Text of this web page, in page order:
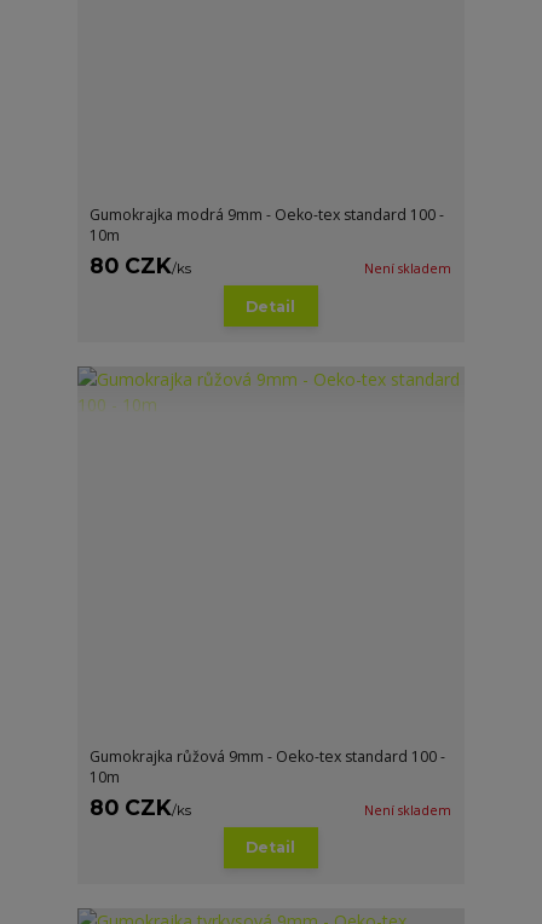
Gumokrajka modrá 9mm - Oeko-tex standard 100 -
10m
80 CZK/ks Není skladem
Detail
Gumokrajka růžová 9mm - Oeko-tex standard 100 -
10m
80 CZK/ks Není skladem
Detail